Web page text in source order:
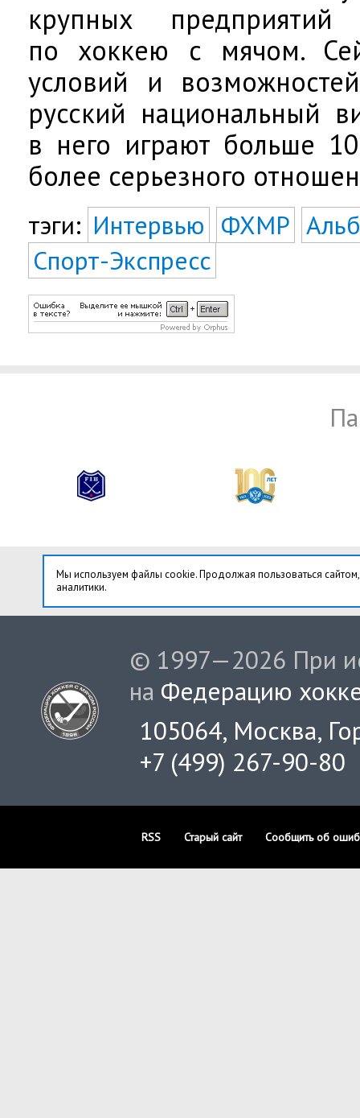
крупных
по хоккею с мячом.
условий и
русский национальный
в него играют больше
более серьезного
тэги: Интервью ФХМР
Спорт-Экспресс
Мы используем файлы cookie. Продолжая пользоваться
аналитики.
© 1997—2026 При
на Федерацию
105064, Москва,
+7 (499) 267-90-80
RSS Старый сайт Сообщить об